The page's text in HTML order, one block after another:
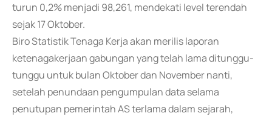
turun 0,2% menjadi 98,261, mendekati level terendah
sejak 17 Oktober.
Biro Statistik Tenaga Kerja akan merilis laporan
ketenagakerjaan gabungan yang telah lama ditunggu-
tunggu untuk bulan Oktober dan November nanti,
setelah penundaan pengumpulan data selama
penutupan pemerintah AS terlama dalam sejarah,